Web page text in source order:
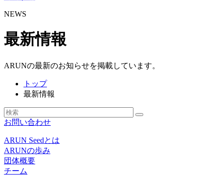
NEWS
最新情報
ARUNの最新のお知らせを掲載しています。
トップ
最新情報
お問い合わせ
ARUN Seedとは
ARUNの歩み
団体概要
チーム